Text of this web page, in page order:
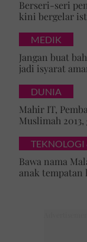
Berseri-seri
kini bergelar
MEDIK
Jangan buat
jadi isyarat
DUNIA
Mahir IT,
Muslimah
merta
TEKNOLOGI
Bawa nama
anak tempatan